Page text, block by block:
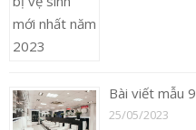
Bài viết mẫu 9
25/05/2023